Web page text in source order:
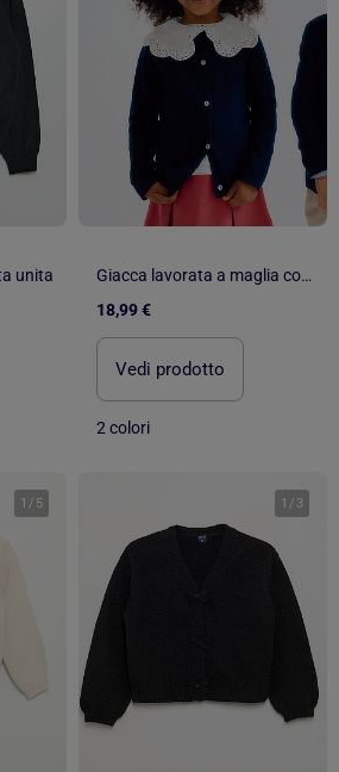
unita
Giacca lavorata a maglia con colletto rotondo
18,99 €
Vedi prodotto
2 colori
1 / 5 1 / 3